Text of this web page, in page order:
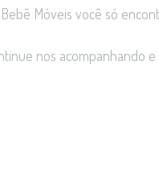
Bebê Móveis você só
nos acompanhando